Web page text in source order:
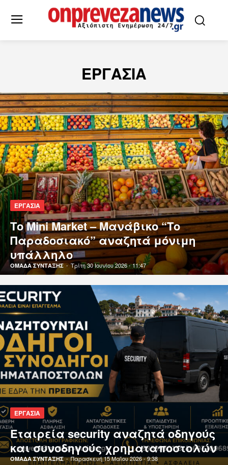
ΕΡΓΑΣΙΑ
ΕΡΓΑΣΙΑ
Το Mini Market – Μανάβικο “Το
Παραδοσιακό” αναζητά μόνιμη
υπάλληλο
ΟΜΑΔΑ ΣΥΝΤΑΞΗΣ - Τρίτη 30 Ιουνίου 2026 - 11:47
ΕΡΓΑΣΙΑ
Εταιρεία security αναζητά οδηγούς
και συνοδηγούς χρηματαποστολών
ΟΜΑΔΑ ΣΥΝΤΑΞΗΣ - Παρασκευή 15 Μαΐου 2026 - 9:38